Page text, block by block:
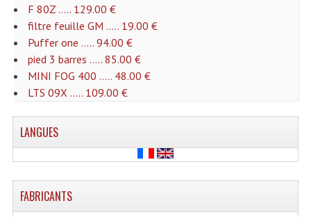
Platines Cassettes
Limiteur De Niveau Sonore
Micro Sans Fil HF VHF 200MHZ
F 80Z ..... 129.00 €
filtre feuille GM ..... 19.00 €
Puffer one ..... 94.00 €
pied 3 barres ..... 85.00 €
MINI FOG 400 ..... 48.00 €
LTS 09X ..... 109.00 €
LANGUES
FABRICANTS